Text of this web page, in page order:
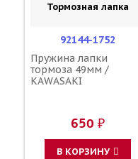
Тормозная лапка
92144-1752
Пружина лапки
тормоза 49мм /
KAWASAKI
650 ₽
В КОРЗИНУ